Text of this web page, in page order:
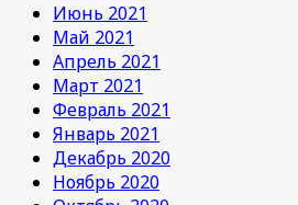
Июнь 2021
Май 2021
Апрель 2021
Март 2021
Февраль 2021
Январь 2021
Декабрь 2020
Ноябрь 2020